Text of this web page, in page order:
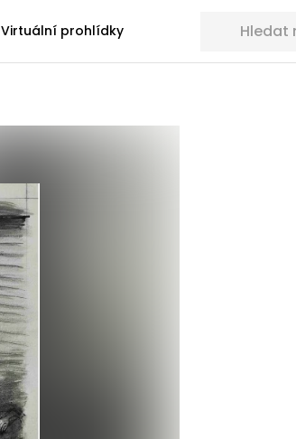
Virtuální prohlídky